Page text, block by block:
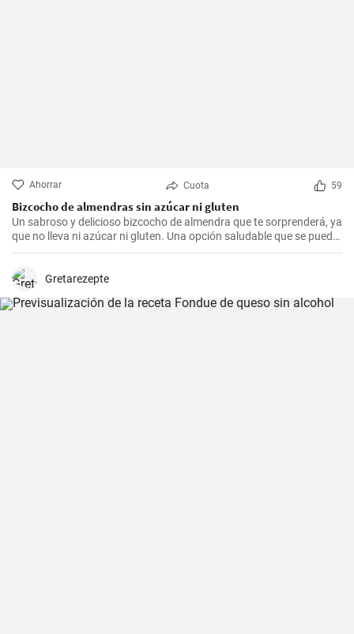
Ahorrar Cuota 59
Bizcocho de almendras sin azúcar ni gluten
Un sabroso y delicioso bizcocho de almendra que te sorprenderá, ya
que no lleva ni azúcar ni gluten. Una opción saludable que se puede
adaptar a muchas personas.
Gretarezepte